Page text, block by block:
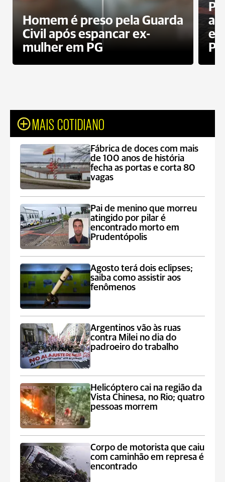
Homem é preso pela Guarda
Civil após espancar ex-
mulher em PG
MAIS COTIDIANO
Fábrica de doces com mais
de 100 anos de história
fecha as portas e corta 80
vagas
Pai de menino que morreu
atingido por pilar é
encontrado morto em
Prudentópolis
Agosto terá dois eclipses;
saiba como assistir aos
fenômenos
Argentinos vão às ruas
contra Milei no dia do
padroeiro do trabalho
Helicóptero cai na região da
Vista Chinesa, no Rio; quatro
pessoas morrem
Corpo de motorista que caiu
com caminhão em represa é
encontrado